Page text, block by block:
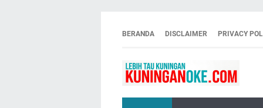
BERANDA DISCLAIMER PRIVACY